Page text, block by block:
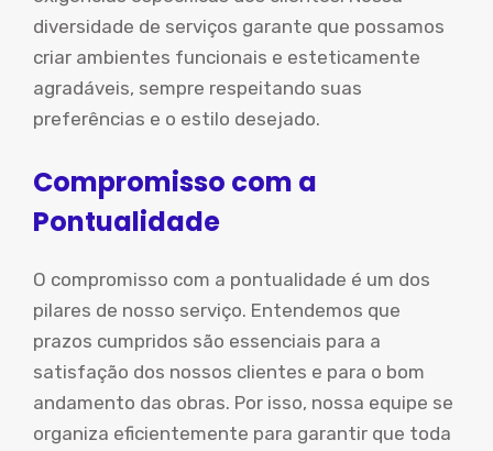
diversidade de serviços garante que possamos
criar ambientes funcionais e esteticamente
agradáveis, sempre respeitando suas
preferências e o estilo desejado.
Compromisso com a
Pontualidade
O compromisso com a pontualidade é um dos
pilares de nosso serviço. Entendemos que
prazos cumpridos são essenciais para a
satisfação dos nossos clientes e para o bom
andamento das obras. Por isso, nossa equipe se
organiza eficientemente para garantir que toda